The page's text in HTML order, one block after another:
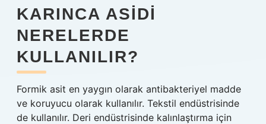
KARINCA ASIDI
NERELERDE
KULLANILIR?
Formik asit en yaygın olarak antibakteriyel madde
ve koruyucu olarak kullanılır. Tekstil endüstrisinde
de kullanılır. Deri endüstrisinde kalınlaştırma için